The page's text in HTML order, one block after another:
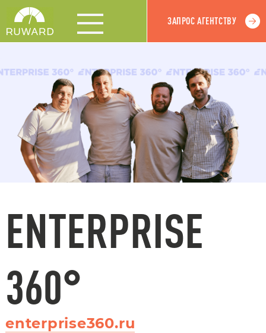
ЗАПРОС АГЕНТСТВУ
ENTERPRISE
360°
enterprise360.ru